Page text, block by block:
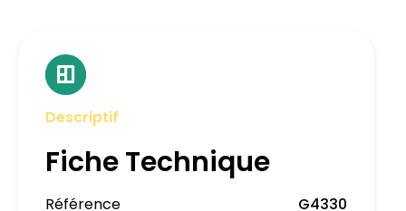
Descriptif
Fiche Technique
Référence G4330